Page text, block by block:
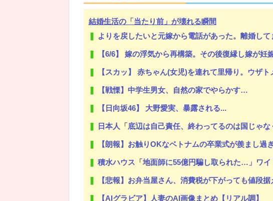
いきものがかりの吉岡聖恵（42）の無防備な写真が公開される→「わぉ!! おっきい!!」「なに
結婚生活の「当たり前」が壊れる瞬間
よりを戻したいと元嫁から電話があった。離婚し
【6/6】 嫁の浮気から再構築。その後復縁し嫁が妊娠したが計算が合わない... 俺は本気で嫁を大切
【スカッ】 赤ちゃん(女児)を連れて里帰り。ウザトメ「嫁子みたいに育ったら困るから、私が育
【戦慄】中学生男女、自然の家でやらかす…
【日向坂46】 大野愛実、暴露される...
日本人「底辺は自己責任、終わってるのは国じゃ
【朗報】お触りOKなベトナムの卒業式が羨まし過
積水ハウス「地面師に55億円騙し取られた…」ワイ「
【悲報】お弁当屋さん、消費税が下がっても値段据
【AIグラビア】人妻のAI画像まとめ【リアル調】